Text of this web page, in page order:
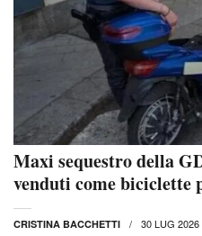
Maxi sequestro della
venduti come biciclette
CRISTINA BACCHETTI 30 LUG 2026